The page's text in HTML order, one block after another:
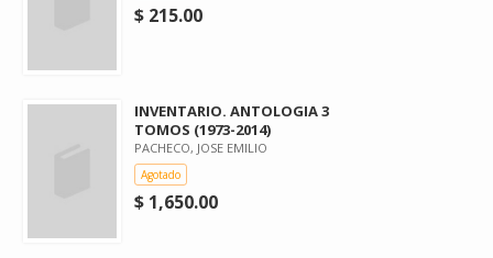
$ 215.00
INVENTARIO. ANTOLOGIA 3
TOMOS (1973-2014)
PACHECO, JOSE EMILIO
Agotado
$ 1,650.00